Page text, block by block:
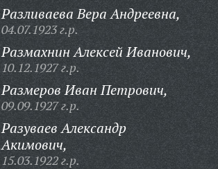
Разливаева Вера Андреевна,
04.07.1923 г.р.
Размахнин Алексей Иванович,
10.12.1927 г.р.
Размеров Иван Петрович,
09.09.1927 г.р.
Разуваев Александр
Акимович,
15.03.1922 г.р.